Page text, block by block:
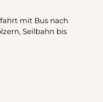
Seilbahn bis